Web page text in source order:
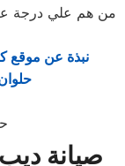
من هم علي درجة
نبذة عن موقع
صيانة